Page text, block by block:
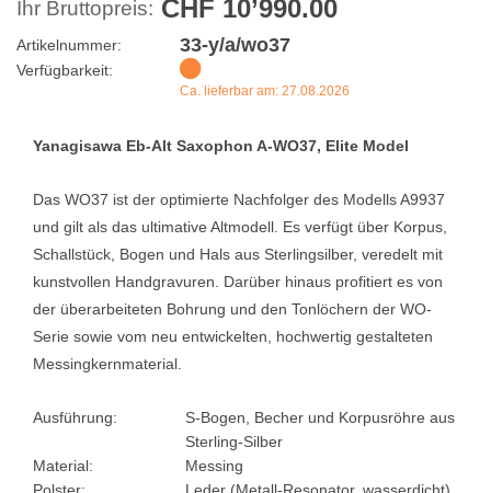
Ihr Bruttopreis: CHF 10’990.00
Artikelnummer: 33-y/a/wo37
Verfügbarkeit:
Ca. lieferbar am: 27.08.2026
Yanagisawa Eb-Alt Saxophon A-WO37, Elite Model
Das WO37 ist der optimierte Nachfolger des Modells A9937
und gilt als das ultimative Altmodell. Es verfügt über Korpus,
Schallstück, Bogen und Hals aus Sterlingsilber, veredelt mit
kunstvollen Handgravuren. Darüber hinaus profitiert es von
der überarbeiteten Bohrung und den Tonlöchern der WO-
Serie sowie vom neu entwickelten, hochwertig gestalteten
Messingkernmaterial.
Ausführung:
S-Bogen, Becher und Korpusröhre aus
Sterling-Silber
Material:
Messing
Polster:
Leder (Metall-Resonator, wasserdicht)